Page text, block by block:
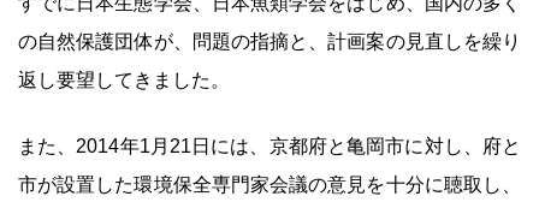
の自然保護団体が、問題の指摘と、計画案の見直しを繰り
返し要望してきました。
また、2014年1月21日には、京都府と亀岡市に対し、府と
市が設置した環境保全専門家会議の意見を十分に聴取し、